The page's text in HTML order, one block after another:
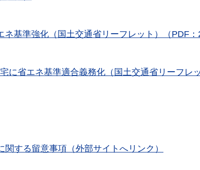
基準強化（国土交通省リーフレット）（PDF：
に省エネ基準適合義務化（国土交通省リーフレ
する留意事項（外部サイトへリンク）